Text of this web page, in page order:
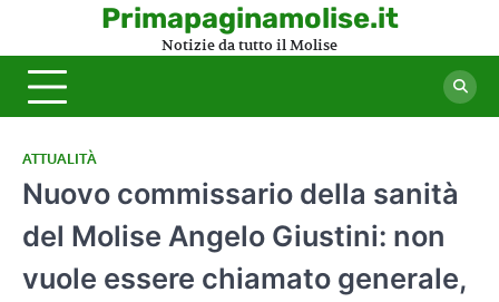
content
Primapaginamolise.it
Notizie da tutto il Molise
ATTUALITÀ
Nuovo commissario della sanità
del Molise Angelo Giustini: non
vuole essere chiamato generale,